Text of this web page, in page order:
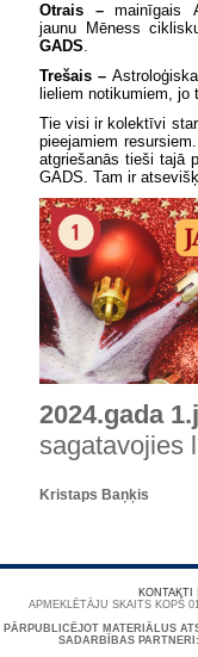
Otrais –mainīgais
jaunu Mēness
GADS.
Trešais –
lieliem notikumiem,
Tie visi ir kolektīvi
pieejamiem
atgriešanās tieši tajā
GADS. Tam ir
2024.gada
sagatavojies
Kristaps Baņķis
KONTAKTI
APMEKLĒTĀJU SKAITS KOPŠ
PĀRPUBLICĒJOT MATERIĀLUS
SADARBĪBAS